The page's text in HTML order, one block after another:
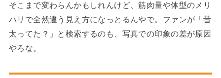
そこまで変わらんかもしれんけど、筋肉量や体型のメリ
ハリで全然違う見え方になっとるんやで。ファンが「昔
太ってた？」と検索するのも、写真での印象の差が原因
やろな。